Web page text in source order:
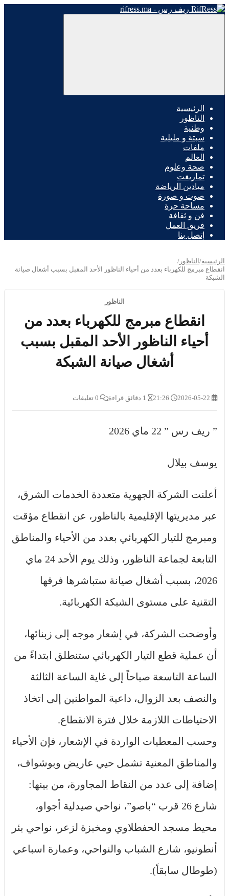
الرئيسية
الناظور
وطنية
سبتة و مليلية
ملفات
العالم
صحة وعلوم
تمازيغت
ميادين الرياضة
صوت و صورة
مساحة حرة
فن و ثقافة
فريق العمل
إتصل بنا
الرئيسية/ الناظور /
انقطاع مبرمج للكهرباء بعدد من أحياء الناظور الأحد المقبل بسبب أشغال صيانة
الشبكة
الناظور
انقطاع مبرمج للكهرباء بعدد من
أحياء الناظور الأحد المقبل بسبب
أشغال صيانة الشبكة
” ريف رس ” 22 ماي 2026
يوسف بيلال
أعلنت الشركة الجهوية متعددة الخدمات الشرق،
عبر مديريتها الإقليمية بالناظور، عن انقطاع مؤقت
ومبرمج للتيار الكهربائي بعدد من الأحياء والمناطق
التابعة لجماعة الناظور، وذلك يوم الأحد 24 ماي
2026، بسبب أشغال صيانة ستباشرها فرقها
التقنية على مستوى الشبكة الكهربائية.
وأوضحت الشركة، في إشعار موجه إلى زبنائها،
أن عملية قطع التيار الكهربائي ستنطلق ابتداءً من
الساعة التاسعة صباحاً إلى غاية الساعة الثالثة
والنصف بعد الزوال، داعية المواطنين إلى اتخاذ
الاحتياطات اللازمة خلال فترة الانقطاع.
وحسب المعطيات الواردة في الإشعار، فإن الأحياء
والمناطق المعنية تشمل حيي عاريض وبوشواف،
إضافة إلى عدد من النقاط المجاورة، من بينها:
شارع 26 قرب “باصو”، نواحي صيدلية أجواو،
محيط مسجد الحفطلاوي ومخبزة لزعر، نواحي بئر
أنطونيو، شارع الشباب والنواحي، وعمارة اسباعي
(طوطال سابقاً).